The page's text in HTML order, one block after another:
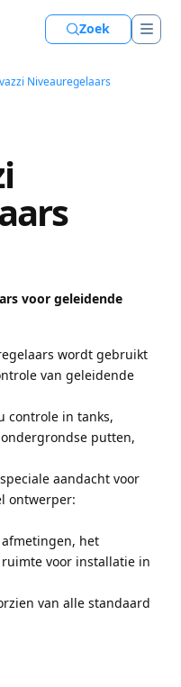
Zoek
Niveauregelaars
voor geleidende
wordt gebruikt
van geleidende
controle in tanks,
putten,
aandacht voor
ontwerper:
het
voor installatie in
van alle standaard